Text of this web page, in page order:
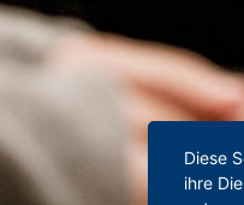
Diese
ihre